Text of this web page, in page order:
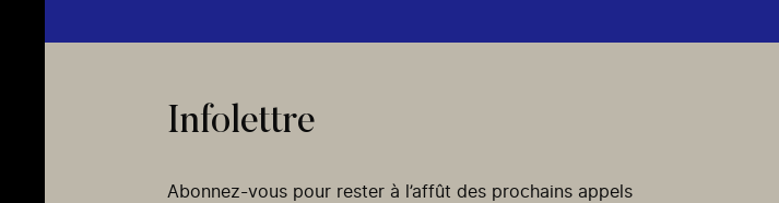
Infolettre
Abonnez-vous pour rester à l’affût des prochains appels